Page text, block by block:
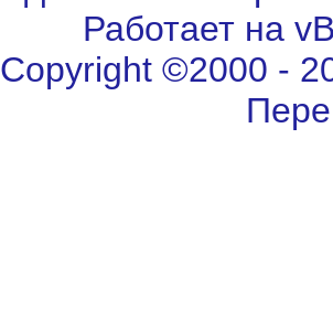
Работает на
Copyright ©2000 -